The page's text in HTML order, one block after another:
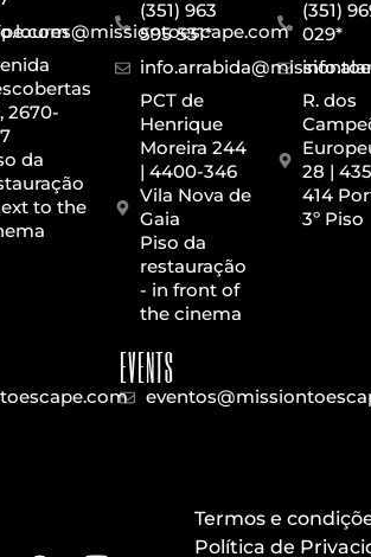
2670-
da
to the
(351) 963
595 531*
PCT de
Henrique
Moreira 244
| 4400-346
Vila Nova de
Gaia
Piso da
restauração
- in front of
the cinema
(351)
029*
R. dos
28 |
414
3º Piso
EVENTS
Termos e
Política de